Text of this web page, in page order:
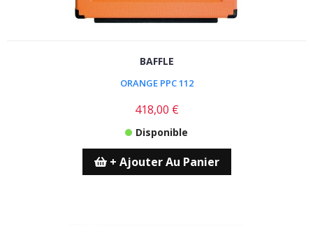
BAFFLE
ORANGE PPC 112
418,00 €
Disponible
+ Ajouter Au Panier